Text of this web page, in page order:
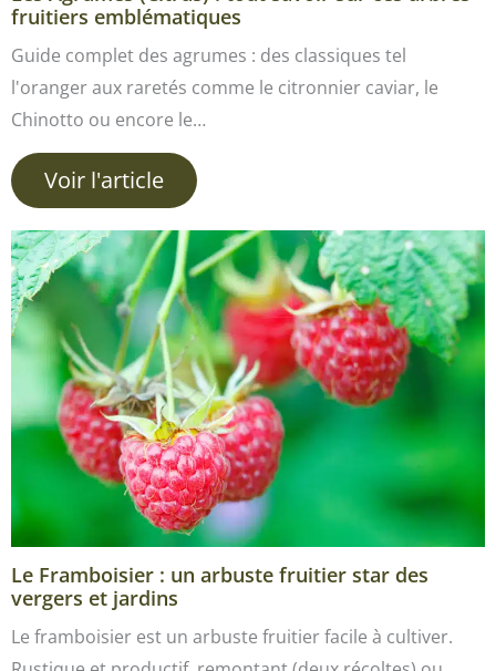
fruitiers emblématiques
Guide complet des agrumes : des classiques tel
l'oranger aux raretés comme le citronnier caviar, le
Chinotto ou encore le…
Voir l'article
Le Framboisier : un arbuste fruitier star des
vergers et jardins
Le framboisier est un arbuste fruitier facile à cultiver.